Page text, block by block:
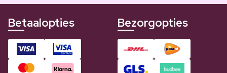
Betaalopties Bezorgopties